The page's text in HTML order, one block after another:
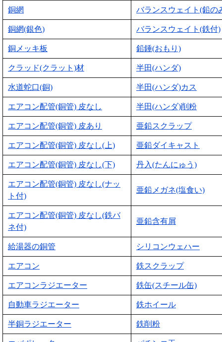
銅網 バランスウェイト(鉛の
銅網(銀色) バランスウェイト(鉄付)
銅メッキ板 鉛錘(おもり)
クラッド(クラット)材 半田(ハンダ)
水道蛇口(銅) 半田(ハンダ)カス
エアコン配管(銅管) 皮なし 半田(ハンダ)削粉
エアコン配管(銅管) 皮あり 亜鉛スクラップ
エアコン配管(銅管) 皮なし(上) 亜鉛ダイキャスト
エアコン配管(銅管) 皮なし(下) 丹入(たんにゅう)
エアコン配管(銅管) 皮なし(ナッ
ト付)
亜鉛メガネ(塩食い)
エアコン配管(銅管) 皮なし(鉄バ
ネ付)
亜鉛含有屑
給湯器の銅管 シリコンウェハー
エアコン 鉄スクラップ
エアコンラジエーター 鉄缶(スチール缶)
自動車ラジエーター 鉄ホイール
半銅ラジエーター 鉄削粉